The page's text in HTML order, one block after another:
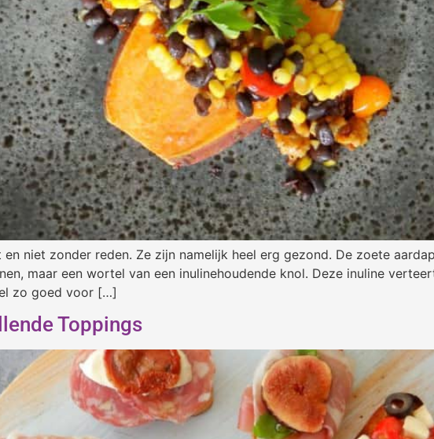
niet zonder reden. Ze zijn namelijk heel erg gezond. De zoete
maar een wortel van een inulinehoudende knol. Deze inuline
zo goed voor […]
Toppings